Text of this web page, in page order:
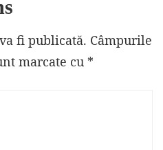
fi publicată. Câmpurile
marcate cu *